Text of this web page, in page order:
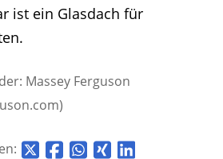
ist ein Glasdach für
Massey Ferguson